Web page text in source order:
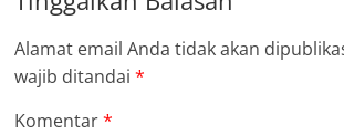
Alamat email Anda tidak akan
wajib ditandai*
Komentar*